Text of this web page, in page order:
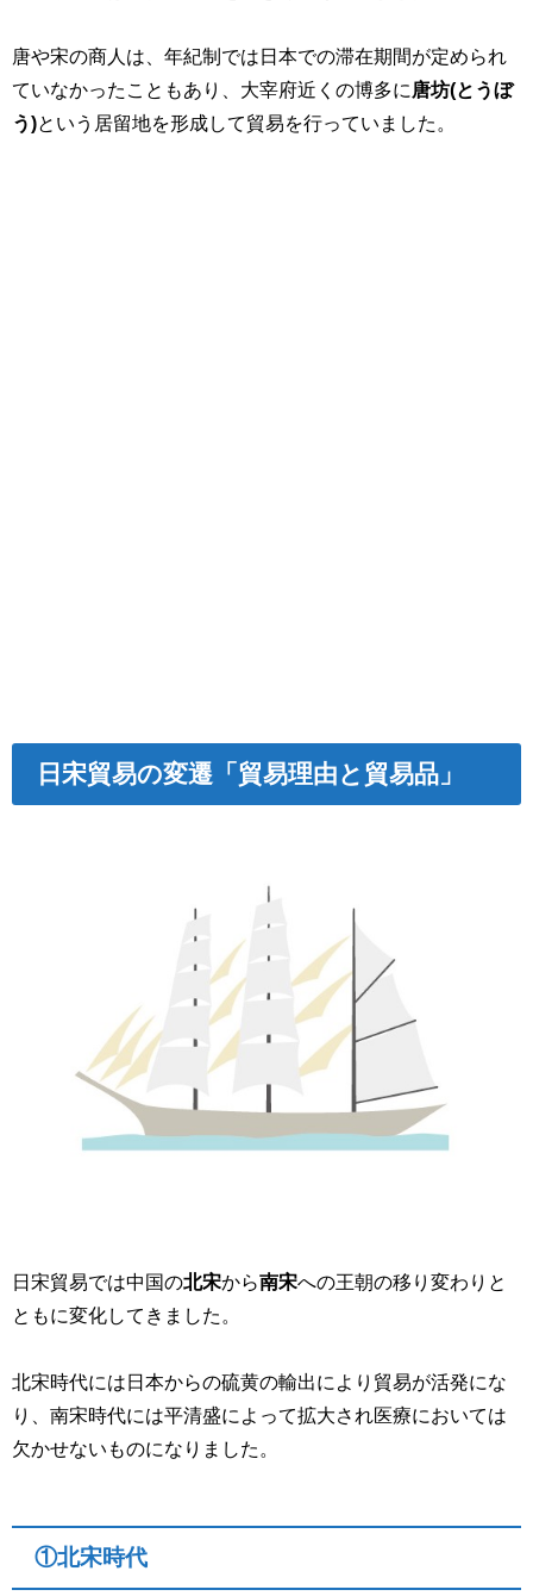
唐や宋の商人は、年紀制では日本での滞在期間が定められ
ていなかったこともあり、大宰府近くの博多に 唐坊(とうぼ
う)という居留地を形成して貿易を行っていました。
日宋貿易の変遷「貿易理由と貿易品」
日宋貿易では中国の北宋から南宋への王朝の移り変わりと
ともに変化してきました。
北宋時代には日本からの硫黄の輸出により貿易が活発にな
り、南宋時代には平清盛によって拡大され医療においては
欠かせないものになりました。
①北宋時代